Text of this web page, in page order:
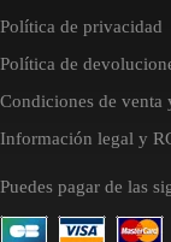
Política de privacidad
Política de
Condiciones de venta
Información legal y
Puedes pagar de las